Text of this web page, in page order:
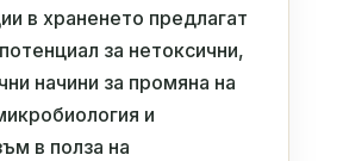
в храненето предлагат
за нетоксични,
начини за промяна на
и
в полза на